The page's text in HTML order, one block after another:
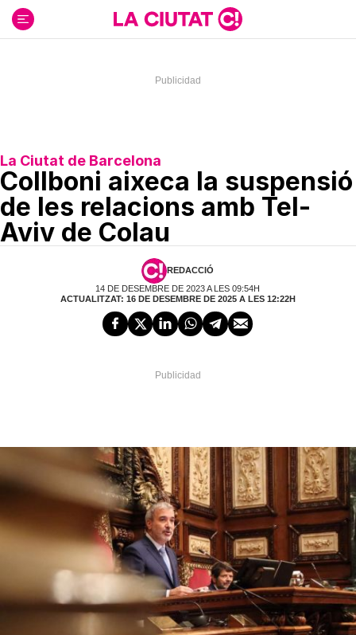
contenido
La Ciutat de Barcelona
Collboni aixeca la suspensió
de les relacions amb Tel-
Aviv de Colau
REDACCIÓ
14 DE DESEMBRE DE 2023 A LES 09:54H
ACTUALITZAT: 16 DE DESEMBRE DE 2025 A LES 12:22H